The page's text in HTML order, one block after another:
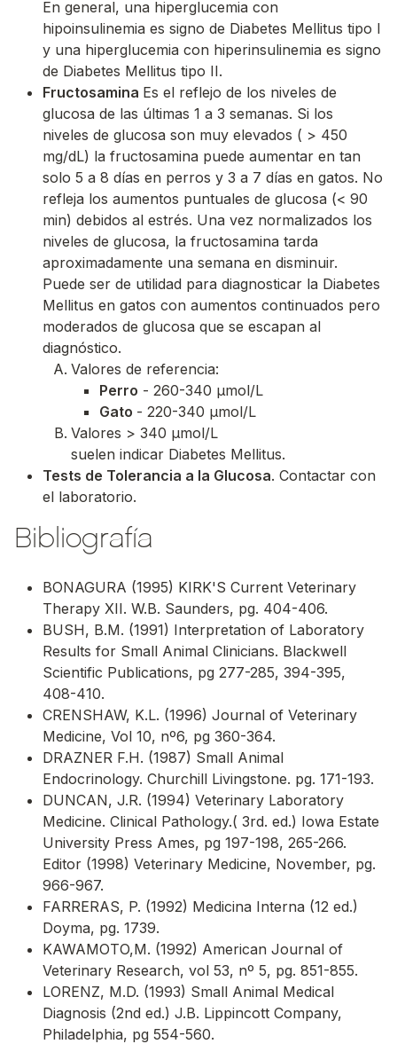
En general, una hiperglucemia con
hipoinsulinemia es signo de Diabetes Mellitus tipo I
y una hiperglucemia con hiperinsulinemia es signo
de Diabetes Mellitus tipo II.
Fructosamina Es el reflejo de los niveles de
glucosa de las últimas 1 a 3 semanas. Si los
niveles de glucosa son muy elevados ( > 450
mg/dL) la fructosamina puede aumentar en tan
solo 5 a 8 días en perros y 3 a 7 días en gatos. No
refleja los aumentos puntuales de glucosa (< 90
min) debidos al estrés. Una vez normalizados los
niveles de glucosa, la fructosamina tarda
aproximadamente una semana en disminuir.
Puede ser de utilidad para diagnosticar la Diabetes
Mellitus en gatos con aumentos continuados pero
moderados de glucosa que se escapan al
diagnóstico.
Valores de referencia:
Perro - 260-340 μmol/L
Gato - 220-340 μmol/L
Valores > 340 μmol/L
suelen indicar Diabetes Mellitus.
Tests de Tolerancia a la Glucosa. Contactar con
el laboratorio.
Bibliografía
BONAGURA (1995) KIRK'S Current Veterinary
Therapy XII. W.B. Saunders, pg. 404-406.
BUSH, B.M. (1991) Interpretation of Laboratory
Results for Small Animal Clinicians. Blackwell
Scientific Publications, pg 277-285, 394-395,
408-410.
CRENSHAW, K.L. (1996) Journal of Veterinary
Medicine, Vol 10, nº6, pg 360-364.
DRAZNER F.H. (1987) Small Animal
Endocrinology. Churchill Livingstone. pg. 171-193.
DUNCAN, J.R. (1994) Veterinary Laboratory
Medicine. Clinical Pathology.( 3rd. ed.) Iowa Estate
University Press Ames, pg 197-198, 265-266.
Editor (1998) Veterinary Medicine, November, pg.
966-967.
FARRERAS, P. (1992) Medicina Interna (12 ed.)
Doyma, pg. 1739.
KAWAMOTO,M. (1992) American Journal of
Veterinary Research, vol 53, nº 5, pg. 851-855.
LORENZ, M.D. (1993) Small Animal Medical
Diagnosis (2nd ed.) J.B. Lippincott Company,
Philadelphia, pg 554-560.